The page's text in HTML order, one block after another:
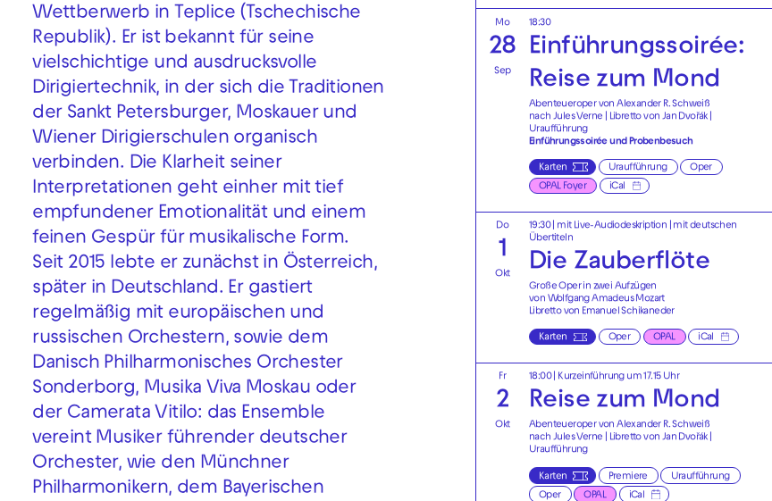
Wettberwerb in Teplice (Tschechische
Republik). Er ist bekannt für seine
vielschichtige und ausdrucksvolle
Dirigiertechnik, in der sich die Traditionen
der Sankt Petersburger, Moskauer und
Wiener Dirigierschulen organisch
verbinden. Die Klarheit seiner
Interpretationen geht einher mit tief
empfundener Emotionalität und einem
feinen Gespür für musikalische Form.
Seit 2015 lebte er zunächst in Österreich,
später in Deutschland. Er gastiert
regelmäßig mit europäischen und
russischen Orchestern, sowie dem
Danisch Philharmonisches Orchester
Sonderborg, Musika Viva Moskau oder
der Camerata Vitilo: das Ensemble
vereint Musiker führender deutscher
Orchester, wie den Münchner
Philharmonikern, dem Bayerischen
Mo
28
Sep
18:30
Einführungssoirée:
Reise zum Mond
Abenteueroper von Alexander R. Schweiß
nach Jules Verne | Libretto von Jan Dvořák |
Uraufführung
Einführungssoirée und Probenbesuch
Karten Uraufführung Oper
OPAL Foyer iCal
Do
1
Okt
19:30| mit Live-Audiodeskription
mit deutschen
Übertiteln
Die Zauberflöte
Große Oper in zwei Aufzügen
von Wolfgang Amadeus Mozart
Libretto von Emanuel Schikaneder
Karten Oper OPAL iCal
Fr
2
Okt
18:00| Kurzeinführung um 17.15 Uhr
Reise zum Mond
Abenteueroper von Alexander R. Schweiß
nach Jules Verne | Libretto von Jan Dvořák |
Uraufführung
Karten Premiere Uraufführung
Oper OPAL iCal